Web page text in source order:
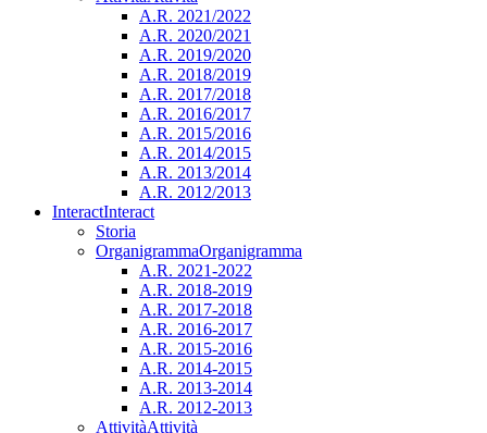
A.R. 2021/2022
A.R. 2020/2021
A.R. 2019/2020
A.R. 2018/2019
A.R. 2017/2018
A.R. 2016/2017
A.R. 2015/2016
A.R. 2014/2015
A.R. 2013/2014
A.R. 2012/2013
InteractInteract
Storia
OrganigrammaOrganigramma
A.R. 2021-2022
A.R. 2018-2019
A.R. 2017-2018
A.R. 2016-2017
A.R. 2015-2016
A.R. 2014-2015
A.R. 2013-2014
A.R. 2012-2013
AttivitàAttività